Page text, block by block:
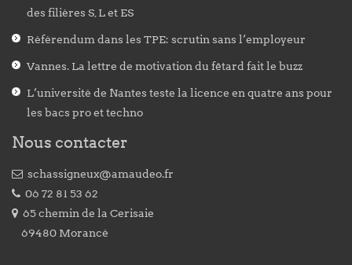
des filières S, L et ES
Référendum dans les TPE: scrutin sans l’employeur
Vannes. La lettre de motivation du fêtard fait le buzz
L’université de Nantes teste la licence en quatre ans pour
les bacs pro et techno
Nous contacter
schassigneux@amaudeo.fr
06 72 81 53 62
65 chemin de la Cerisaie
69480 Morancé